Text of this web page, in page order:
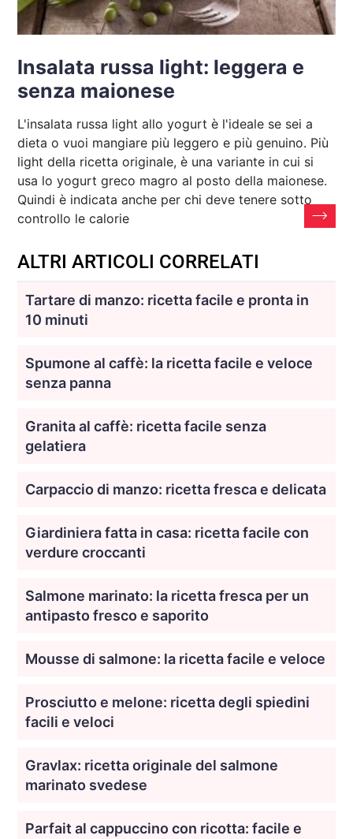
Insalata russa light: leggera e
senza maionese
L'insalata russa light allo yogurt è l'ideale se sei a
dieta o vuoi mangiare più leggero e più genuino. Più
light della ricetta originale, è una variante in cui si
usa lo yogurt greco magro al posto della maionese.
Quindi è indicata anche per chi deve tenere sotto
controllo le calorie
ALTRI ARTICOLI CORRELATI
Tartare di manzo: ricetta facile e pronta in
10 minuti
Spumone al caffè: la ricetta facile e veloce
senza panna
Granita al caffè: ricetta facile senza
gelatiera
Carpaccio di manzo: ricetta fresca e delicata
Giardiniera fatta in casa: ricetta facile con
verdure croccanti
Salmone marinato: la ricetta fresca per un
antipasto fresco e saporito
Mousse di salmone: la ricetta facile e veloce
Prosciutto e melone: ricetta degli spiedini
facili e veloci
Gravlax: ricetta originale del salmone
marinato svedese
Parfait al cappuccino con ricotta: facile e